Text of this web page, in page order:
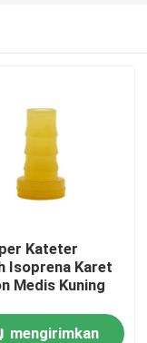
Kateter
Isoprena Karet
Medis Kuning
mengirimkan